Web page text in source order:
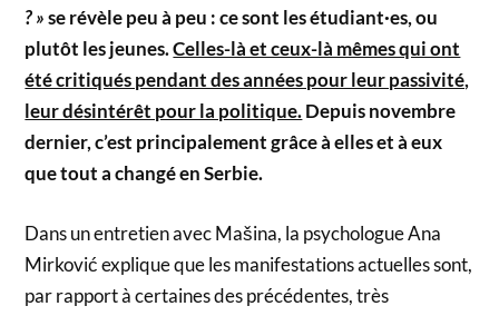
? »se révèle peu à peu : ce sont les étudiant·es, ou
plutôt les jeunes.Celles-là et ceux-là mêmes qui ont
été critiqués pendant des années pour leur passivité,
leur désintérêt pour la politique.Depuis novembre
dernier, c’est principalement grâce à elles et à eux
que tout a changé en Serbie.
Dans un entretien avec Mašina, la psychologue Ana
Mirković explique que les manifestations actuelles sont,
par rapport à certaines des précédentes, très